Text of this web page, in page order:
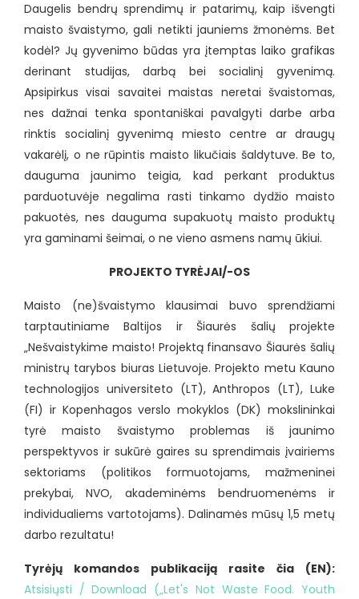
Daugelis bendrų sprendimų ir patarimų, kaip išvengti
maisto švaistymo, gali netikti jauniems žmonėms. Bet
kodėl? Jų gyvenimo būdas yra įtemptas laiko grafikas
derinant studijas, darbą bei socialinį gyvenimą.
Apsipirkus visai savaitei maistas neretai švaistomas,
nes dažnai tenka spontaniškai pavalgyti darbe arba
rinktis socialinį gyvenimą miesto centre ar draugų
vakarėlį, o ne rūpintis maisto likučiais šaldytuve. Be to,
dauguma jaunimo teigia, kad perkant produktus
parduotuvėje negalima rasti tinkamo dydžio maisto
pakuotės, nes dauguma supakuotų maisto produktų
yra gaminami šeimai, o ne vieno asmens namų ūkiui.
PROJEKTO TYRĖJAI/-OS
Maisto (ne)švaistymo klausimai buvo sprendžiami
tarptautiniame Baltijos ir Šiaurės šalių projekte
„Nešvaistykime maisto! Projektą finansavo Šiaurės šalių
ministrų tarybos biuras Lietuvoje. Projekto metu Kauno
technologijos universiteto (LT), Anthropos (LT), Luke
(FI) ir Kopenhagos verslo mokyklos (DK) mokslininkai
tyrė maisto švaistymo problemas iš jaunimo
perspektyvos ir sukūrė gaires su sprendimais įvairiems
sektoriams (politikos formuotojams, mažmeninei
prekybai, NVO, akademinėms bendruomenėms ir
individualiems vartotojams). Dalinamės mūsų 1,5 metų
darbo rezultatu!
Tyrėjų komandos publikaciją rasite čia (EN):
Atsisiųsti / Download („Let's Not Waste Food. Youth